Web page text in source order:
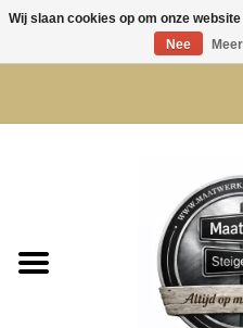
Horeca meubels
Wij slaan cookies op om onze
Nee